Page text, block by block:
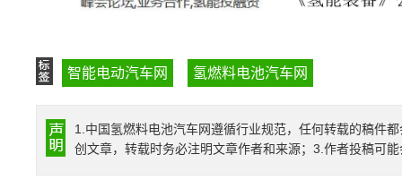
智能电动汽车网 氢燃料电池汽车网
1.中国氢燃料电池汽车网遵循行业规范，任何转载的稿件
创文章，转载时务必注明文章作者和来源；3.作者投稿可